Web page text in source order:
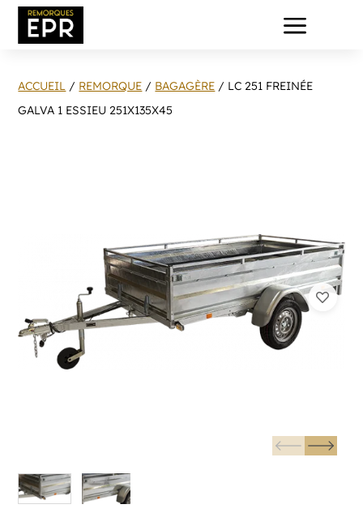
a
ACCUEIL / REMORQUE / BAGAGÈRE / LC 251 FREINÉE
GALVA 1 ESSIEU 251X135X45